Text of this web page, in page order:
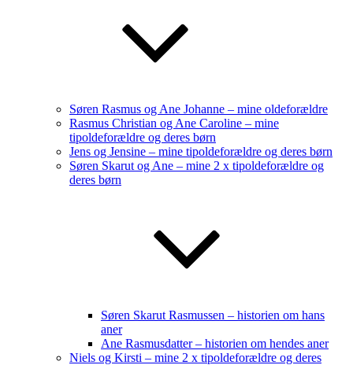
Søren Rasmus og Ane Johanne – mine oldeforældre
Rasmus Christian og Ane Caroline – mine
tipoldeforældre og deres børn
Jens og Jensine – mine tipoldeforældre og deres børn
Søren Skarut og Ane – mine 2 x tipoldeforældre og
deres børn
Søren Skarut Rasmussen – historien om hans
aner
Ane Rasmusdatter – historien om hendes aner
Niels og Kirsti – mine 2 x tipoldeforældre og deres